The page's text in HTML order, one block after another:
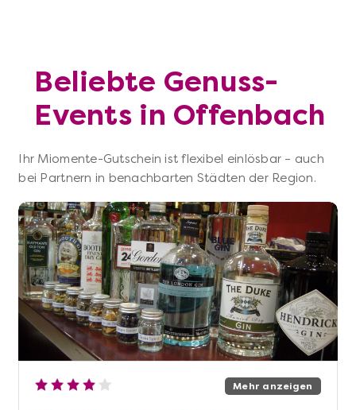
Beliebte Genuss-
Events in Offenbach
Ihr Miomente-Gutschein ist flexibel einlösbar – auch
bei Partnern in benachbarten Städten der Region.
Mehr anzeigen